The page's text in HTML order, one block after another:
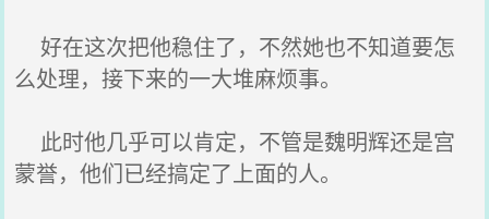
好在这次把他稳住了，不然她也不知道要怎
么处理，接下来的一大堆麻烦事。
此时他几乎可以肯定，不管是魏明辉还是宫
蒙誉，他们已经搞定了上面的人。